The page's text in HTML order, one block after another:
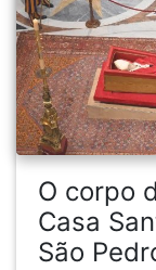
O corpo
Casa
São